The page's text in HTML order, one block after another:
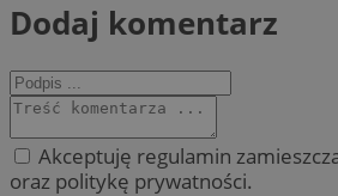
Dodaj komentarz
Akceptuję regulamin
oraz politykę prywatności.